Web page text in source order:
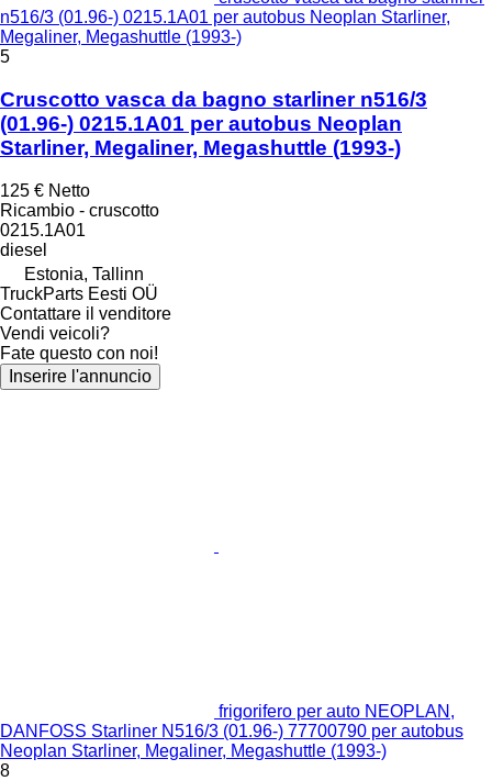
n516/3 (01.96-) 0215.1A01 per autobus Neoplan Starliner,
Megaliner, Megashuttle (1993-)
5
Cruscotto vasca da bagno starliner n516/3
(01.96-) 0215.1A01 per autobus Neoplan
Starliner, Megaliner, Megashuttle (1993-)
125 € Netto
Ricambio - cruscotto
0215.1A01
diesel
Estonia, Tallinn
TruckParts Eesti OÜ
Contattare il venditore
Vendi veicoli?
Fate questo con noi!
Inserire l'annuncio
frigorifero per auto NEOPLAN,
DANFOSS Starliner N516/3 (01.96-) 77700790 per autobus
Neoplan Starliner, Megaliner, Megashuttle (1993-)
8